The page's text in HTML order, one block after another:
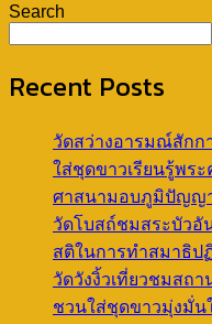
Search
Recent Posts
วัดสว่างอารมณ์สักก
ใส่ชุดขาวเรียนรู้พร
ศาสนามอบภูมิปัญญา
วัดโบสถ์ชมสระบัวอั
สติในการทำสมาธิป
วัดวังงิ้วเที่ยวชมสถ
ชวนใส่ชุดขาวมุ่งมั่น